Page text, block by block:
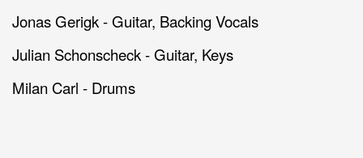
Jonas Gerigk - Guitar, Backing Vocals
Julian Schonscheck - Guitar, Keys
Milan Carl - Drums